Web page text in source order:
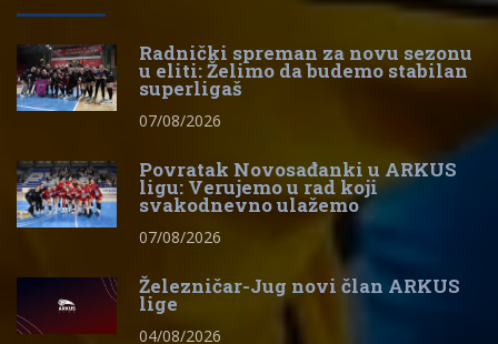
Radnički spreman za novu sezonu
u eliti: Želimo da budemo stabilan
superligaš
07/08/2026
Povratak Novosađanki u ARKUS
ligu: Verujemo u rad koji
svakodnevno ulažemo
07/08/2026
Železničar-Jug novi član ARKUS
lige
04/08/2026